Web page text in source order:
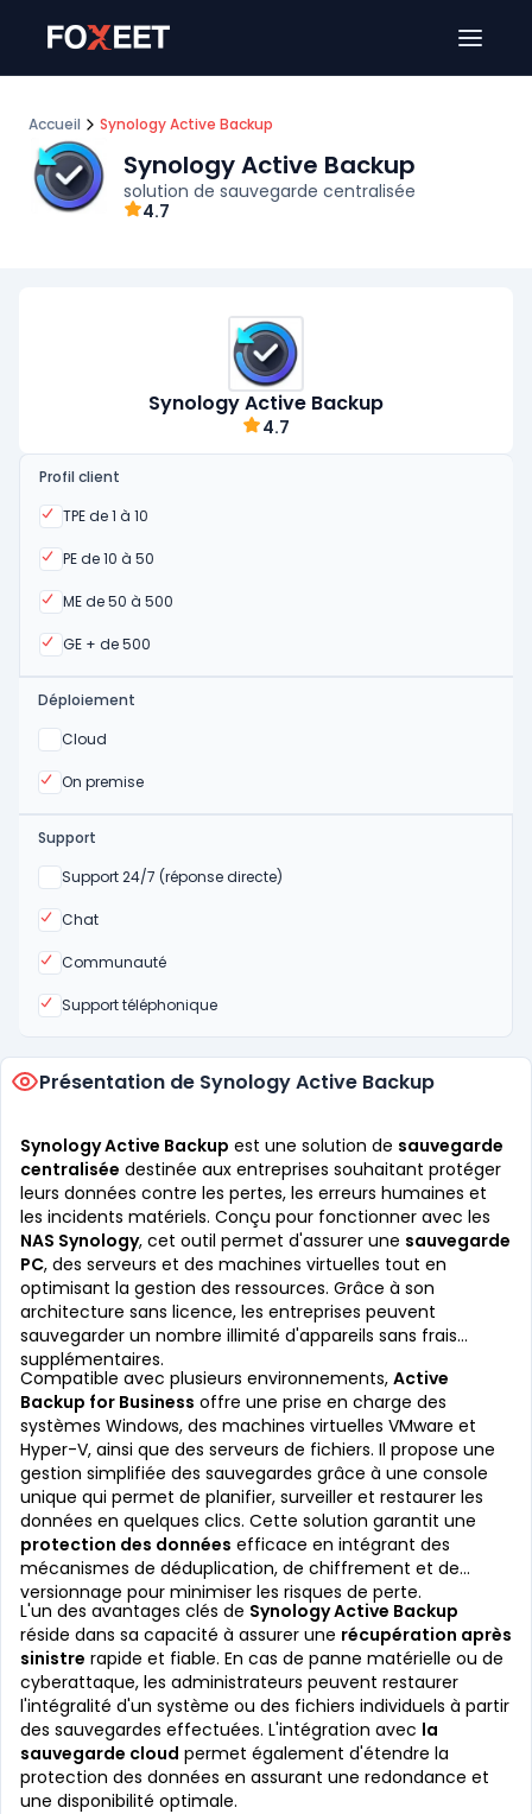
Accueil Synology Active Backup
Synology Active Backup
solution de sauvegarde centralisée
4.7
Synology Active Backup
4.7
Profil client
TPE de 1 à 10
Oui
PE de 10 à 50
Oui
ME de 50 à 500
Oui
GE + de 500
Oui
Déploiement
Cloud
Oui
On premise
Oui
Support
Support 24/7 (réponse directe)
Non
Chat
Oui
Communauté
Oui
Support téléphonique
Oui
Présentation de Synology Active Backup
Synology Active Backup est une solution de sauvegarde
centralisée destinée aux entreprises souhaitant protéger
leurs données contre les pertes, les erreurs humaines et
les incidents matériels. Conçu pour fonctionner avec les
NAS Synology, cet outil permet d'assurer une sauvegarde
PC, des serveurs et des machines virtuelles tout en
optimisant la gestion des ressources. Grâce à son
architecture sans licence, les entreprises peuvent
sauvegarder un nombre illimité d'appareils sans frais
supplémentaires.
Compatible avec plusieurs environnements, Active
Backup for Business offre une prise en charge des
systèmes Windows, des machines virtuelles VMware et
Hyper-V, ainsi que des serveurs de fichiers. Il propose une
gestion simplifiée des sauvegardes grâce à une console
unique qui permet de planifier, surveiller et restaurer les
données en quelques clics. Cette solution garantit une
protection des données efficace en intégrant des
mécanismes de déduplication, de chiffrement et de
versionnage pour minimiser les risques de perte.
L'un des avantages clés de Synology Active Backup
réside dans sa capacité à assurer une récupération après
sinistre rapide et fiable. En cas de panne matérielle ou de
cyberattaque, les administrateurs peuvent restaurer
l'intégralité d'un système ou des fichiers individuels à partir
des sauvegardes effectuées. L'intégration avec la
sauvegarde cloud permet également d'étendre la
protection des données en assurant une redondance et
une disponibilité optimale.